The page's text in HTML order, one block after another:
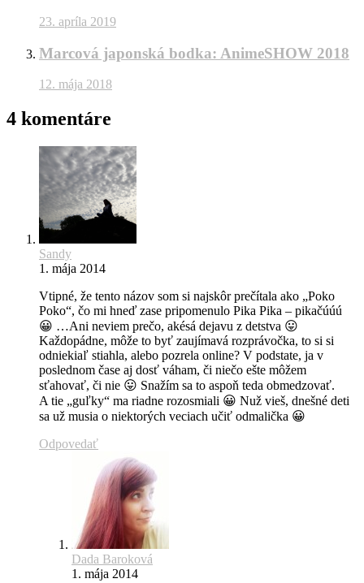
23. apríla 2019
Marcová japonská bodka: AnimeSHOW 2018
12. mája 2018
4 komentáre
Sandy
1. mája 2014
Vtipné, že tento názov som si najskôr prečítala ako „Poko
Poko“, čo mi hneď zase pripomenulo Pika Pika – pikačúúú
😀 …Ani neviem prečo, akésá dejavu z detstva 😛
Každopádne, môže to byť zaujímavá rozprávočka, to si si
odniekiaľ stiahla, alebo pozrela online? V podstate, ja v
poslednom čase aj dosť váham, či niečo ešte môžem
sťahovať, či nie 😛 Snažím sa to aspoň teda obmedzovať.
A tie „guľky“ ma riadne rozosmiali 😀 Nuž vieš, dnešné deti
sa už musia o niektorých veciach učiť odmalička 😀
Odpovedať
Dada Baroková
1. mája 2014